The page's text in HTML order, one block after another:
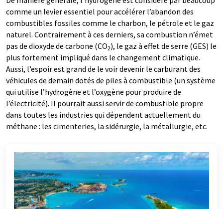
comme un levier essentiel pour accélérer l’abandon des
combustibles fossiles comme le charbon, le pétrole et le gaz
naturel. Contrairement à ces derniers, sa combustion n’émet
pas de dioxyde de carbone (CO2), le gaz à effet de serre (GES) le
plus fortement impliqué dans le changement climatique.
Aussi, l’espoir est grand de le voir devenir le carburant des
véhicules de demain dotés de piles à combustible (un système
qui utilise l’hydrogène et l’oxygène pour produire de
l’électricité). Il pourrait aussi servir de combustible propre
dans toutes les industries qui dépendent actuellement du
méthane : les cimenteries, la sidérurgie, la métallurgie, etc.